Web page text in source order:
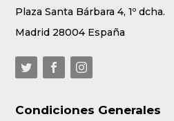
Plaza Santa Bárbara 4, 1º dcha.
Madrid 28004 España
Condiciones Generales